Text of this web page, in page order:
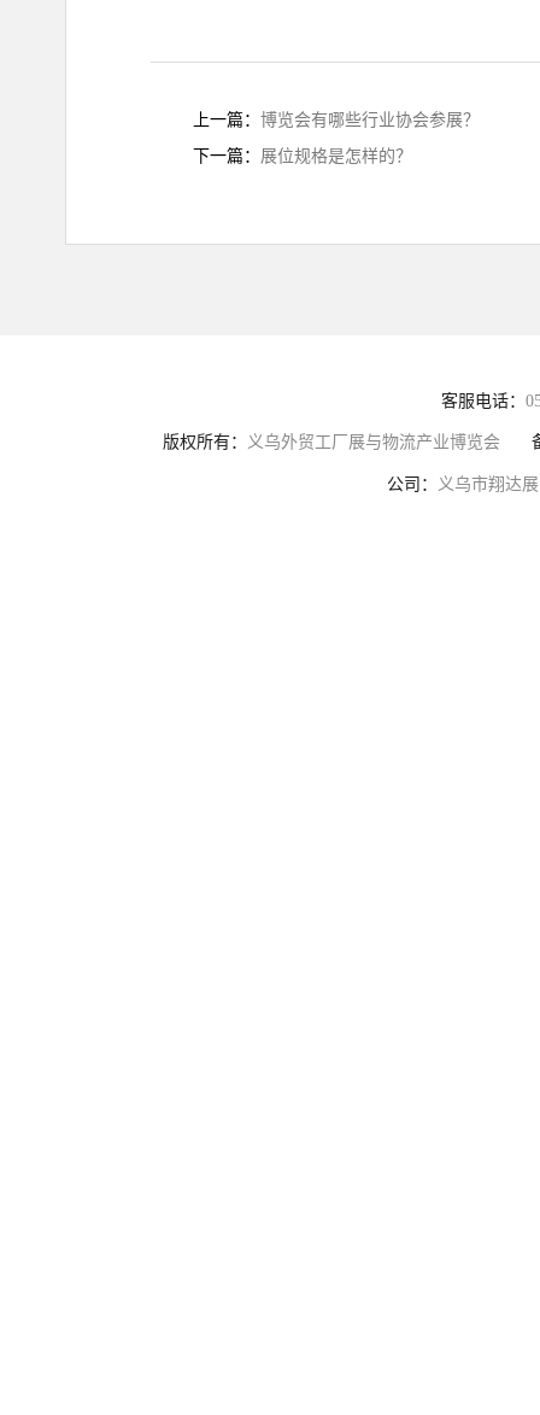
上一篇： 博览会有哪些行业协会参展？
下一篇： 展位规格是怎样的？
客服电话：
版权所有： 义乌外贸工厂展与物流产业博览会
公司： 义乌市翔达